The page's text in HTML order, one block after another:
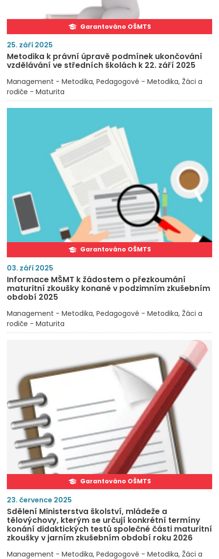
Garantováno OŠMTS
25. září 2025
Metodika k právní úpravě podmínek ukončování
vzdělávání ve středních školách k 22. září 2025
Management - Metodika Pedagogové - Metodika Žáci a
rodiče - Maturita
Garantováno OŠMTS
03. září 2025
Informace MŠMT k žádostem o přezkoumání
maturitní zkoušky konané v podzimním zkušebním
období 2025
Management - Metodika Pedagogové - Metodika Žáci a
rodiče - Maturita
Garantováno OŠMTS
23. července 2025
Sdělení Ministerstva školství, mládeže a
tělovýchovy, kterým se určují konkrétní termíny
konání didaktických testů společné části maturitní
zkoušky v jarním zkušebním období roku 2026
Management - Metodika Pedagogové - Metodika Žáci a